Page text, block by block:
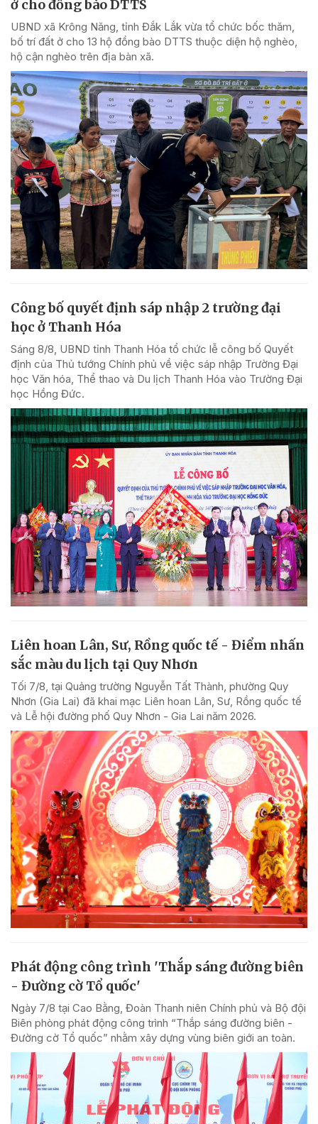
ở cho đồng bào DTTS
UBND xã Krông Năng, tỉnh Đắk Lắk vừa tổ chức bốc thăm,
bố trí đất ở cho 13 hộ đồng bào DTTS thuộc diện hộ nghèo,
hộ cận nghèo trên địa bàn xã.
Công bố quyết định sáp nhập 2 trường đại
học ở Thanh Hóa
Sáng 8/8, UBND tỉnh Thanh Hóa tổ chức lễ công bố Quyết
định của Thủ tướng Chính phủ về việc sáp nhập Trường Đại
học Văn hóa, Thể thao và Du lịch Thanh Hóa vào Trường Đại
học Hồng Đức.
Liên hoan Lân, Sư, Rồng quốc tế - Điểm nhấn
sắc màu du lịch tại Quy Nhơn
Tối 7/8, tại Quảng trường Nguyễn Tất Thành, phường Quy
Nhơn (Gia Lai) đã khai mạc Liên hoan Lân, Sư, Rồng quốc tế
và Lễ hội đường phố Quy Nhơn - Gia Lai năm 2026.
Phát động công trình 'Thắp sáng đường biên
- Đường cờ Tổ quốc'
Ngày 7/8 tại Cao Bằng, Đoàn Thanh niên Chính phủ và Bộ đội
Biên phòng phát động công trình “Thắp sáng đường biên -
Đường cờ Tổ quốc” nhằm xây dựng vùng biên giới an toàn.